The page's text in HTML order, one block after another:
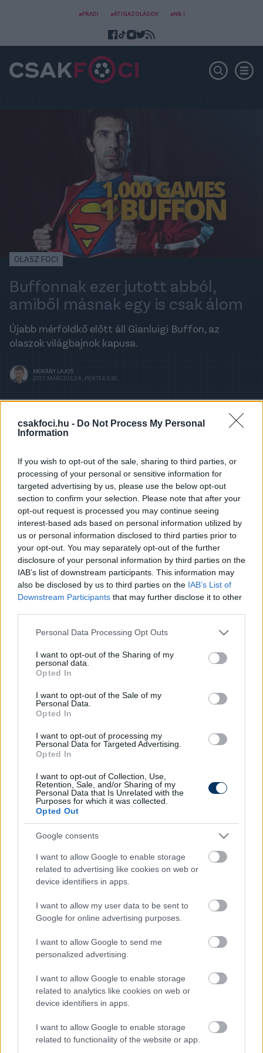
csakfoci.hu - Do Not Process My Personal
Information
If you wish to opt-out of the sale, sharing to third parties, or
processing of your personal or sensitive information for
targeted advertising by us, please use the below opt-out
section to confirm your selection. Please note that after your
opt-out request is processed you may continue seeing
interest-based ads based on personal information utilized by
us or personal information disclosed to third parties prior to
your opt-out. You may separately opt-out of the further
disclosure of your personal information by third parties on the
IAB’s list of downstream participants. This information may
also be disclosed by us to third parties on the IAB’s List of
Downstream Participants that may further disclose it to other
Please note that this website/app uses one or more Google
not limited to your visit or usage behaviour. You may click to
grant or deny consent to Google and its third-party tags to
use your data for below specified purposes in below Google
consent section.
Personal Data Processing Opt Outs
I want to opt-out of the Sharing of my
personal data.
Opted In
I want to opt-out of the Sale of my
Personal Data.
Opted In
I want to opt-out of processing my
Personal Data for Targeted Advertising.
Opted In
I want to opt-out of Collection, Use,
Retention, Sale, and/or Sharing of my
Personal Data that Is Unrelated with the
Purposes for which it was collected.
Opted Out
Google consents
I want to allow Google to enable storage
related to advertising like cookies on web or
device identifiers in apps.
I want to allow my user data to be sent to
Google for online advertising purposes.
I want to allow Google to send me
personalized advertising.
I want to allow Google to enable storage
related to analytics like cookies on web or
device identifiers in apps.
I want to allow Google to enable storage
related to functionality of the website or app.
#FRADI #ÁTIGAZOLÁSOK #NB I
OLASZ FOCI
Buffonnak ezer jutott abból,
amiből másnak egy is csak álom
Újabb mérföldkő előtt áll Gianluigi Buffon, az
olaszok világbajnok kapusa.
MOKÁNY LAJOS
2017. MÁRCIUS 24., PÉNTEK 6:30
A legfrissebb hírekért kövess minket a
albánok elleni, pénteki világbajnoki selejtezőre, akkor
profi labdarúgói pályafutása ezredik mérkőzésén
léphet pályára Gianluigi Buffon.
A nemzeti együttes csapatkapitánya azonban még
ezzel is jócskán elmarad az olasz csúcstartó Paolo
Maldinitől, aki 1028 meccsel zárta karrierjét, az
angol kapus, Peter Shilton 1377-es rekordja pedig
felülmúlhatatlannak tűnik. A Juventus 39 éves
hálóőrét hétfőn ligacsúcstartónak hirdette ki a
Serie A, miután eddig 39 681 percet játszott a
bajnokságban.
kerül sor. (MTI)
Itt állíthatod be, hogy a Csakfoci az elsők
között legyen a Google-találatokban
Link másolása
CÍMKÉK: #NEMZETKÖZI FOCI
#OLASZ FOCI
#GIANLUIGI BUFFON
Autópiac
Kawasaki Z 1100
Szín: Sötétbarna
5 930 000 Ft
Hyundai Tucson
9 299 000 Ft